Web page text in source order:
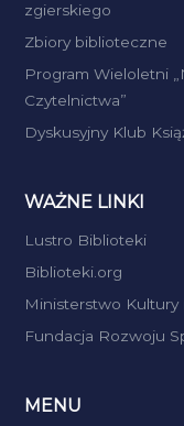
zgierskiego
Zbiory biblioteczne
Program Wieloletni
Czytelnictwa”
Dyskusyjny Klub
WAŻNE LINKI
Lustro Biblioteki
Biblioteki.org
Ministerstwo
Fundacja Rozwoju
MENU